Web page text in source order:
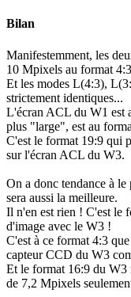
Bilan
Manifestemment, les
10 Mpixels au format
Et les modes L(4:3),
strictement identiques...
L'écran ACL du W1 est
plus "large", est au
C'est le format 19:9 qui
sur l'écran ACL du W3.
On a donc tendance à
sera aussi la meilleure.
Il n'en est rien ! C'est le
d'image avec le W3 !
C'est à ce format 4:3
capteur CCD du W3
Et le format 16:9 du W3
de 7,2 Mpixels